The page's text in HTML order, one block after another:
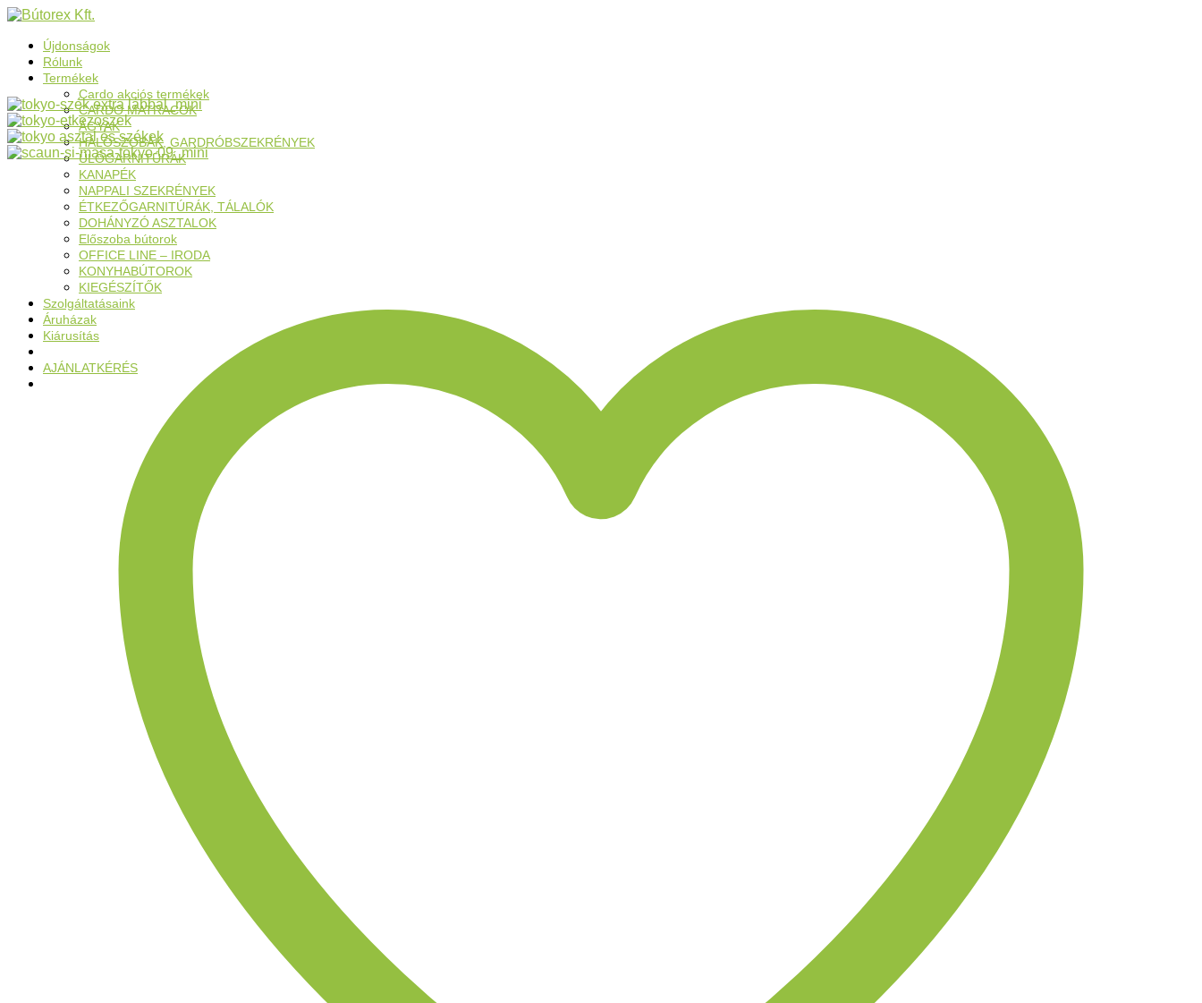
Újdonságok
Rólunk
Termékek
Cardo akciós termékek
CARDO MATRACOK
ÁGYAK
HÁLÓSZOBÁK, GARDRÓBSZEKRÉNYEK
ÜLŐGARNITÚRÁK
KANAPÉK
NAPPALI SZEKRÉNYEK
ÉTKEZŐGARNITÚRÁK, TÁLALÓK
DOHÁNYZÓ ASZTALOK
Előszoba bútorok
OFFICE LINE – IRODA
KONYHABÚTOROK
KIEGÉSZÍTŐK
Szolgáltatásaink
Áruházak
Kiárusítás
AJÁNLATKÉRÉS